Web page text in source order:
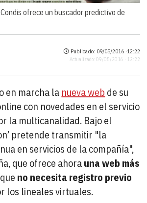
ofrece un buscador predictivo de
Publicado: 09/05/2016 ·12:22
Actualizado: 09/05/2016 · 12:22
en marcha la nueva web de su
con novedades en el servicio
la multicanalidad. Bajo el
pretende transmitir "la
en servicios de la compañía",
que ofrece ahorauna web más
no necesita registro previo
los lineales virtuales.